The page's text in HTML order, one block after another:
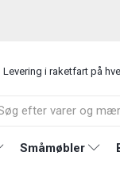
Levering i raketfart på
Småmøbler